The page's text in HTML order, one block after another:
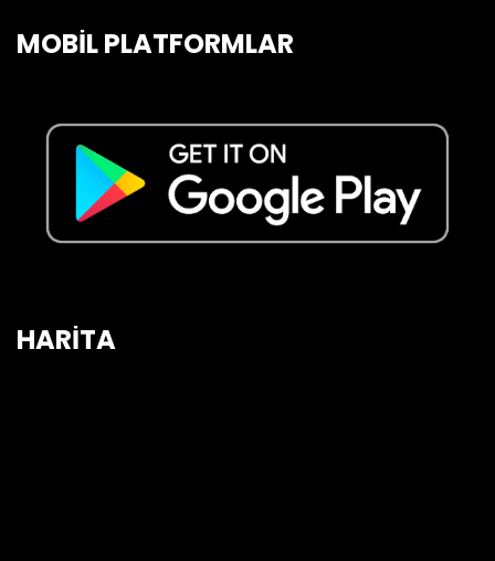
MOBİL PLATFORMLAR
HARİTA